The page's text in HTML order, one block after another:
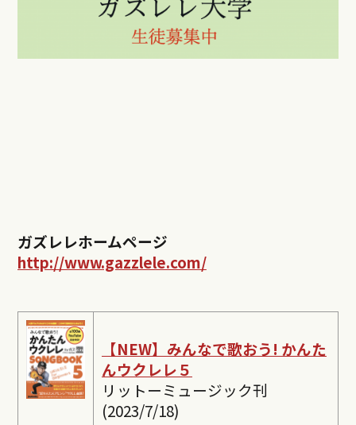
ガズレレホームページ
http://www.gazzlele.com/
【NEW】みんなで歌おう! かんた
んウクレレ５
リットーミュージック刊
(2023/7/18)